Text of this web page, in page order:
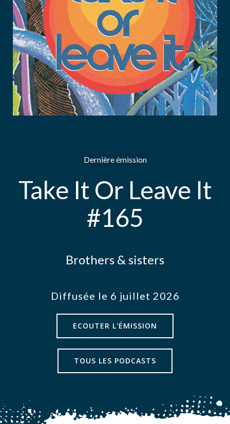
Dernière émission
Take It Or Leave It
#165
Brothers & sisters
Diffusée le 6 juillet 2026
ECOUTER L'ÉMISSION
TOUS LES PODCASTS